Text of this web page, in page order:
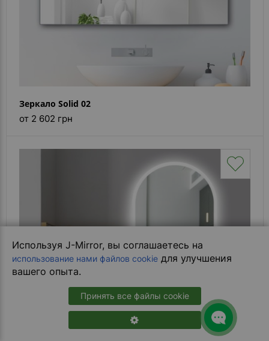
Используя J-Mirror, вы соглашаетесь на
использование нами файлов cookie для улучшения
вашего опыта.
Принять все файлы cookie
Зеркало Solid 02
от 2 602 грн